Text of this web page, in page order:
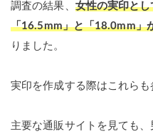
調査の結果、 女性の実印と
「16.5mm」と「18.0mm」
りました。
実印を作成する際はこれらも
主要な通販サイトを見ても